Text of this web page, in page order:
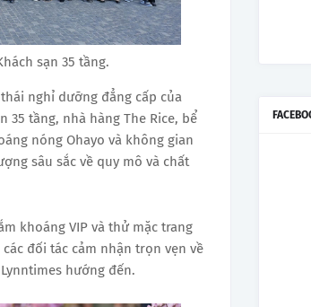
sạn 35 tầng.
nghỉ dưỡng đẳng cấp của
35 tầng, nhà hàng The Rice, bể
nóng Ohayo và không gian
sâu sắc về quy mô và chất
khoáng VIP và thử mặc trang
đối tác cảm nhận trọn vẹn về
hướng đến.